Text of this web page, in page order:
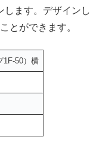
します。デザインし
とができます。
1F-50）横